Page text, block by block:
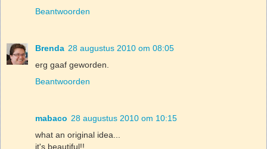
Beantwoorden
Brenda 28 augustus 2010 om 08:05
erg gaaf geworden.
Beantwoorden
mabaco 28 augustus 2010 om 10:15
what an original idea...
it's beautiful!!